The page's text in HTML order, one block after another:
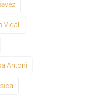
Vidali
Antoni